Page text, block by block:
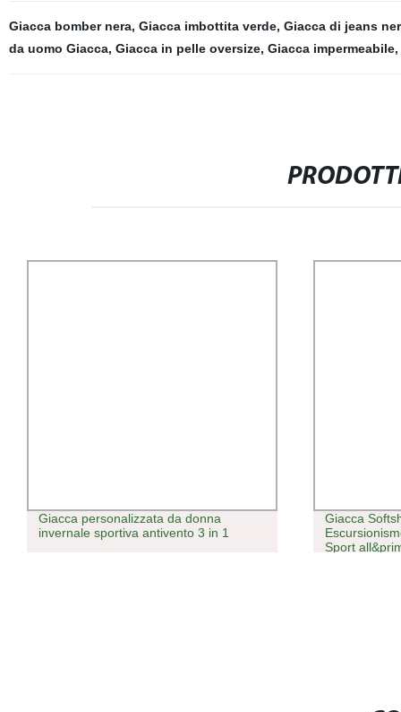
Giacca bomber nera, Giacca imbottita verde, Giacca di jeans
da uomo Giacca, Giacca in pelle oversize, Giacca impermeabile,
Giacca personalizzata da donna
invernale sportiva antivento 3 in 1
Giacca
Sport